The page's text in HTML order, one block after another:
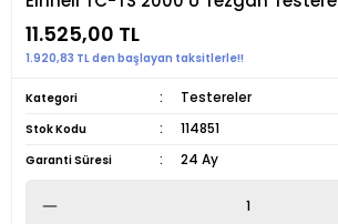
11.525,00 TL
1.920,83 TL den başlayan taksitlerle!!
Kategori Testereler
Stok Kodu 114851
Garanti Süresi 24 Ay